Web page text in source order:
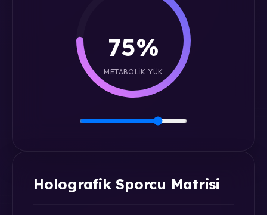
75%
METABOLIK YÜK
Holografik Sporcu Matrisi